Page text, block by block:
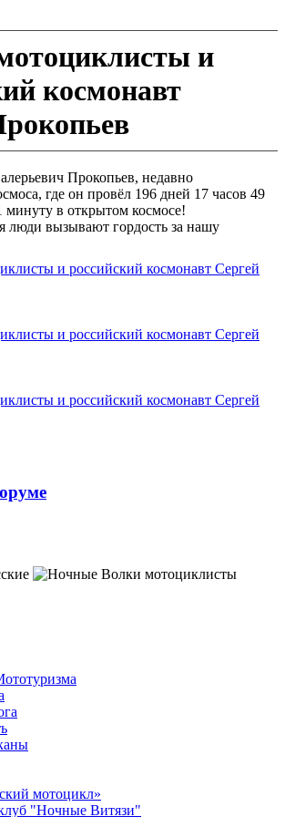
и
космонавт
Прокопьев, недавно
где он провёл 196 дней 17 часов 49
в открытом космосе!
люди вызывают гордость за нашу
мотоциклисты
мотоцикл»
"Ночные Витязи"